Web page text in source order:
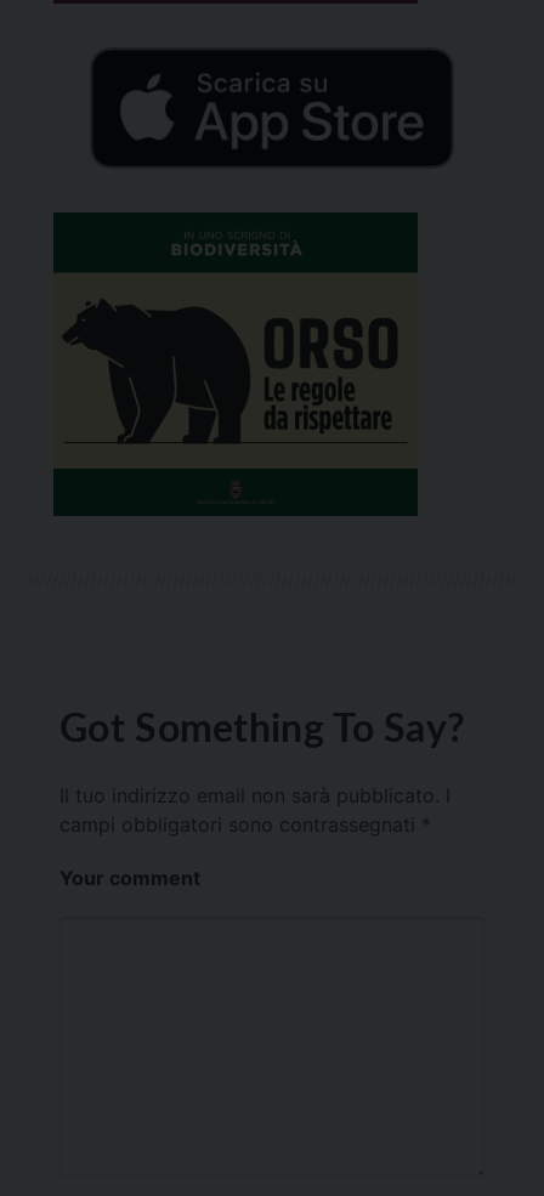
Got Something To Say?
Il tuo indirizzo email non sarà pubblicato.
campi obbligatori sono contrassegnati *
Your comment